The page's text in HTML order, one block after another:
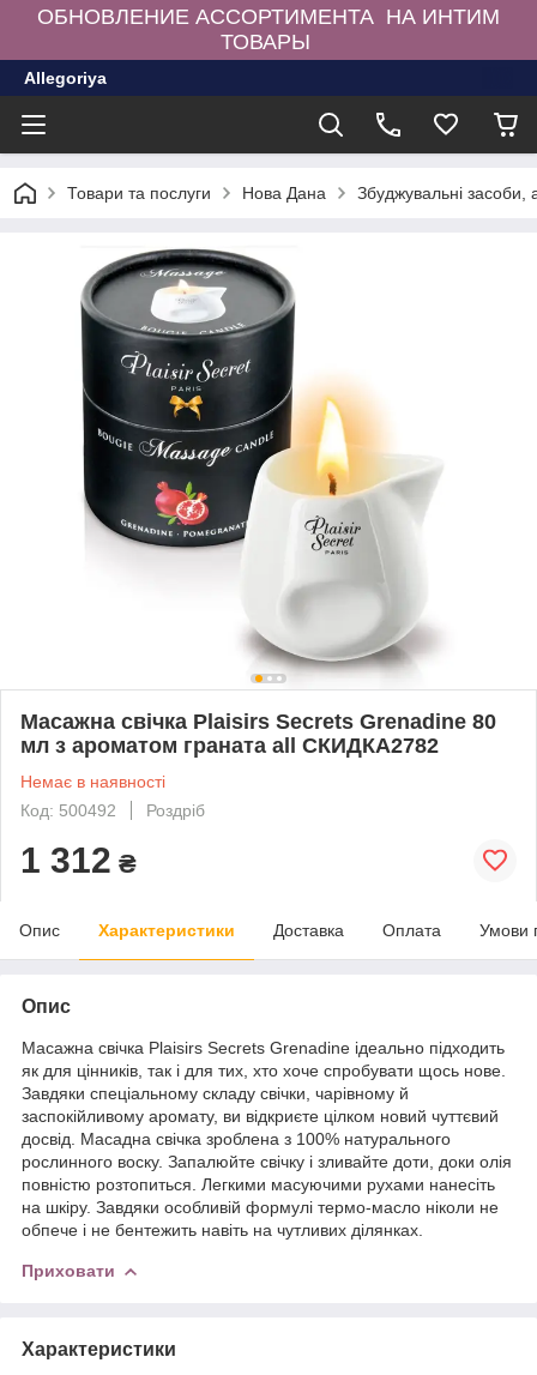
ОБНОВЛЕНИЕ АССОРТИМЕНТА НА ИНТИМ
ТОВАРЫ
Allegoriya
Товари та послуги Нова Дана Збуджувальні
Масажна свічка Plaisirs Secrets Grenadine 80
мл з ароматом граната all СКИДКА2782
Немає в наявності
Код: 500492
Роздріб
1 312 ₴
Опис Характеристики Доставка Оплата Умови
Опис
Масажна свічка Plaisirs Secrets Grenadine ідеально підходить
як для цінників, так і для тих, хто хоче спробувати щось нове.
Завдяки спеціальному складу свічки, чарівному й
заспокійливому аромату, ви відкриєте цілком новий чуттєвий
досвід. Масадна свічка зроблена з 100% натурального
рослинного воску. Запалюйте свічку і зливайте доти, доки олія
повністю розтопиться. Легкими масуючими рухами нанесіть
на шкіру. Завдяки особливій формулі термо-масло ніколи не
обпече і не бентежить навіть на чутливих ділянках.
Приховати
Характеристики